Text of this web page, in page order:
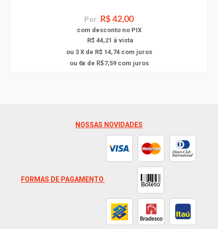
Por: R$ 42,00
com desconto no PIX
R$ 44,21 à vista
ou 3 X de R$ 14,74com juros
ou 6x de R$7,59com juros
NOSSAS NOVIDADES
FORMAS DE PAGAMENTO